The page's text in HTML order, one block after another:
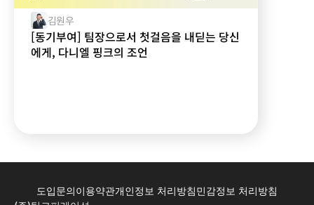
김원우
[동기부여] 팀장으로서 첫걸음을 내딛는 당신
에게, 다니엘 핑크의 조언
도입문의이용약관개인정보 처리방침민감정보 처리방침